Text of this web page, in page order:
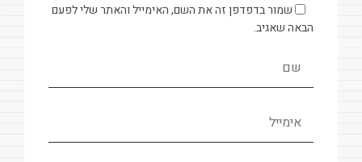
שמור בדפדפן זה את השם, האימייל והאתר שלי לפעם
הבאה שאגיב.